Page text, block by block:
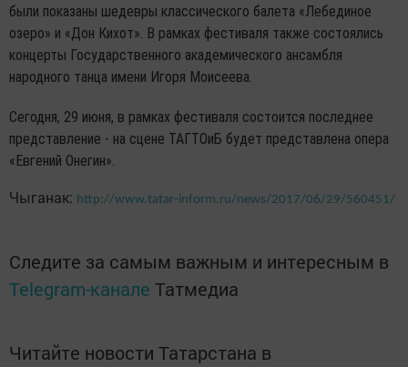
были показаны шедевры классического балета «Лебединое
озеро» и «Дон Кихот». В рамках фестиваля также состоялись
концерты Государственного академического ансамбля
народного танца имени Игоря Моисеева.
Сегодня, 29 июня, в рамках фестиваля состоится последнее
представление - на сцене ТАГТОиБ будет представлена опера
«Евгений Онегин».
Чыганак: http://www.tatar-inform.ru/news/2017/06/29/560451/
Следите за самым важным и интересным в
Telegram-канале Татмедиа
Читайте новости Татарстана в